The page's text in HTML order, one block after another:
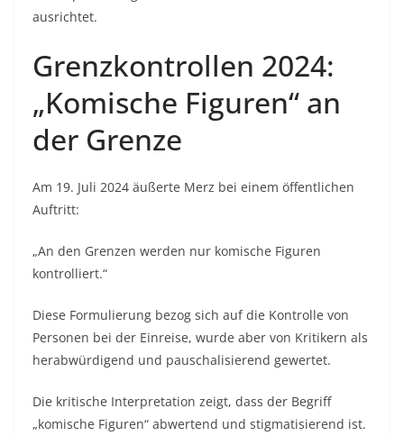
ausrichtet.
Grenzkontrollen 2024:
„Komische Figuren“ an
der Grenze
Am 19. Juli 2024 äußerte Merz bei einem öffentlichen
Auftritt:
„An den Grenzen werden nur komische Figuren
kontrolliert.“
Diese Formulierung bezog sich auf die Kontrolle von
Personen bei der Einreise, wurde aber von Kritikern als
herabwürdigend und pauschalisierend gewertet.
Die kritische Interpretation zeigt, dass der Begriff
„komische Figuren“ abwertend und stigmatisierend ist.